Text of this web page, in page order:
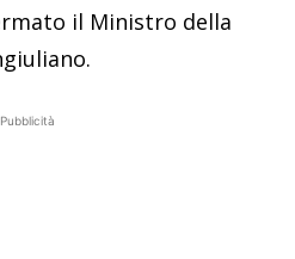
il Ministro della
Pubblicità